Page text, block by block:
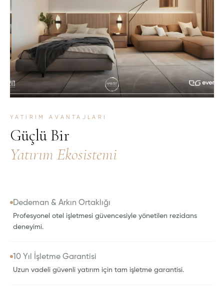
YATIRIM AVANTAJLARI
Güçlü Bir
Yatırım Ekosistemi
Dedeman & Arkın Ortaklığı
Profesyonel otel işletmesi güvencesiyle yönetilen rezidans
deneyimi.
10 Yıl İşletme Garantisi
Uzun vadeli güvenli yatırım için tam işletme garantisi.